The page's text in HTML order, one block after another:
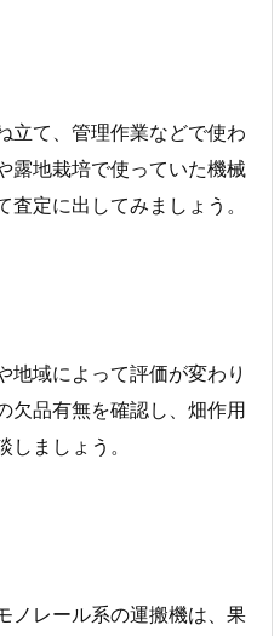
立て、管理作業などで使わ
露地栽培で使っていた機械
定に出してみましょう。
地域によって評価が変わり
欠品有無を確認し、畑作用
ましょう。
ノレール系の運搬機は、果